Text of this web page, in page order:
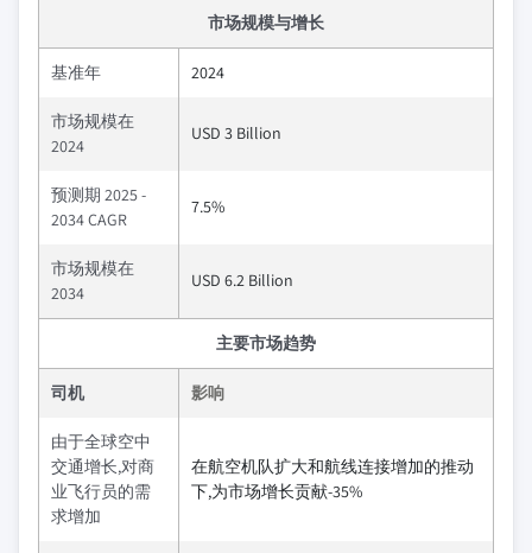
市场规模与增长
基准年 2024
市场规模在
2024
USD 3 Billion
预测期 2025 -
2034 CAGR
7.5%
市场规模在
2034
USD 6.2 Billion
主要市场趋势
司机 影响
由于全球空中
交通增长,对商
业飞行员的需
求增加
在航空机队扩大和航线连接增加的推动
下,为市场增长贡献-35%